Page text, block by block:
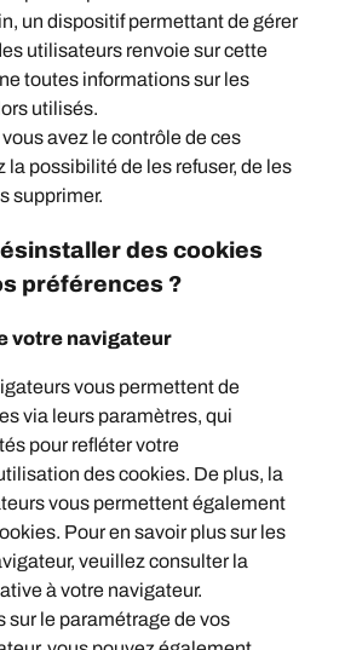
un dispositif permettant de gérer
utilisateurs renvoie sur cette
toutes informations sur les
utilisés.
avez le contrôle de ces
la possibilité de les refuser, de les
supprimer.
des cookies
préférences ?
votre navigateur
vous permettent de
via leurs paramètres, qui
pour refléter votre
des cookies. De plus, la
vous permettent également
Pour en savoir plus sur les
veuillez consulter la
à votre navigateur.
sur le paramétrage de vos